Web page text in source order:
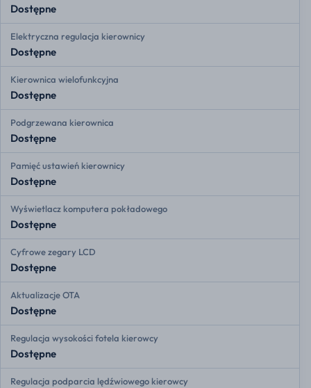
Dostępne
Elektryczna regulacja kierownicy
Dostępne
Kierownica wielofunkcyjna
Dostępne
Podgrzewana kierownica
Dostępne
Pamięć ustawień kierownicy
Dostępne
Wyświetlacz komputera pokładowego
Dostępne
Cyfrowe zegary LCD
Dostępne
Aktualizacje OTA
Dostępne
Regulacja wysokości fotela kierowcy
Dostępne
Regulacja podparcia lędźwiowego kierowcy